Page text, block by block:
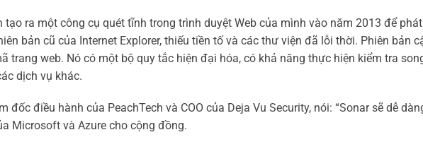
ra một công cụ quét tĩnh trong trình duyệt Web của mình vào năm 2013 để phát
bản cũ của Internet Explorer, thiếu tiền tố và các thư viện đã lỗi thời. Phiên bản
trang web. Nó có một bộ quy tắc hiện đại hóa, có khả năng thực hiện kiểm tra
dịch vụ khác.
đốc điều hành của PeachTech và COO của Deja Vu Security, nói: “Sonar sẽ dễ
Microsoft và Azure cho cộng đồng.